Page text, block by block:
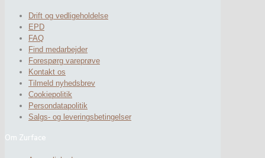
Drift og vedligeholdelse
EPD
FAQ
Find medarbejder
Forespørg vareprøve
Kontakt os
Tilmeld nyhedsbrev
Cookiepolitik
Persondatapolitik
Salgs- og leveringsbetingelser
Om Zurface